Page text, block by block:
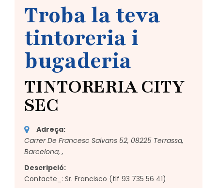
Troba la teva
tintoreria i
bugaderia
TINTORERIA CITY
SEC
Adreça:
Carrer De Francesc Salvans 52, 08225 Terrassa,
Barcelona, ,
Descripció:
Contacte_: Sr. Francisco (tlf 93 735 56 41)